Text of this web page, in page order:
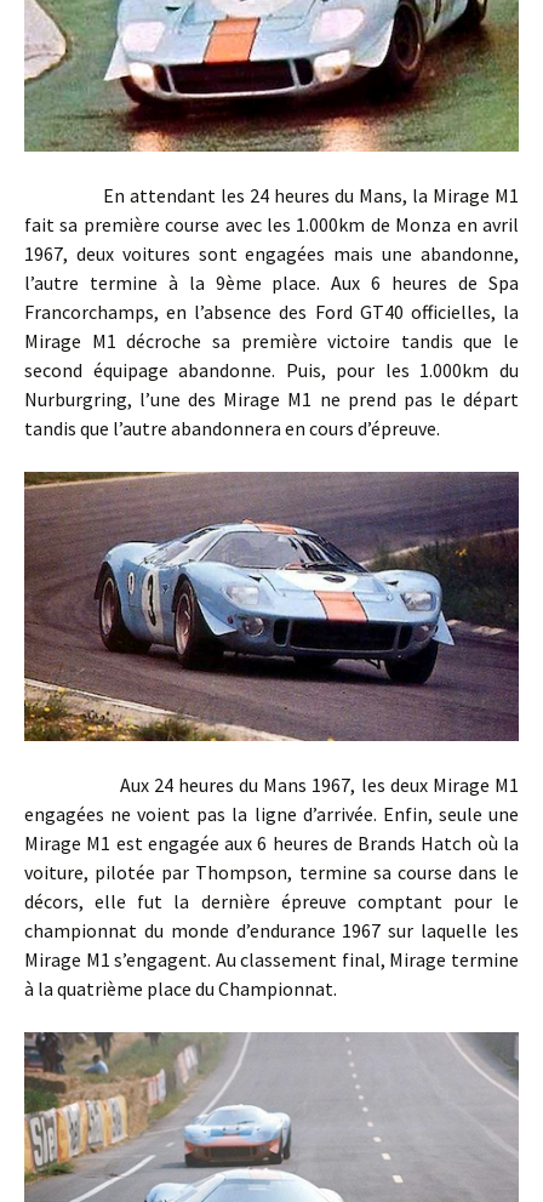
En attendant les 24 heures du Mans, la Mirage M1
fait sa première course avec les 1.000km de Monza en avril
1967, deux voitures sont engagées mais une abandonne,
l’autre termine à la 9ème place. Aux 6 heures de Spa
Francorchamps, en l’absence des Ford GT40 officielles, la
Mirage M1 décroche sa première victoire tandis que le
second équipage abandonne. Puis, pour les 1.000km du
Nurburgring, l’une des Mirage M1 ne prend pas le départ
tandis que l’autre abandonnera en cours d’épreuve.
Aux 24 heures du Mans 1967, les deux Mirage M1
engagées ne voient pas la ligne d’arrivée. Enfin, seule une
Mirage M1 est engagée aux 6 heures de Brands Hatch où la
voiture, pilotée par Thompson, termine sa course dans le
décors, elle fut la dernière épreuve comptant pour le
championnat du monde d’endurance 1967 sur laquelle les
Mirage M1 s’engagent. Au classement final, Mirage termine
à la quatrième place du Championnat.